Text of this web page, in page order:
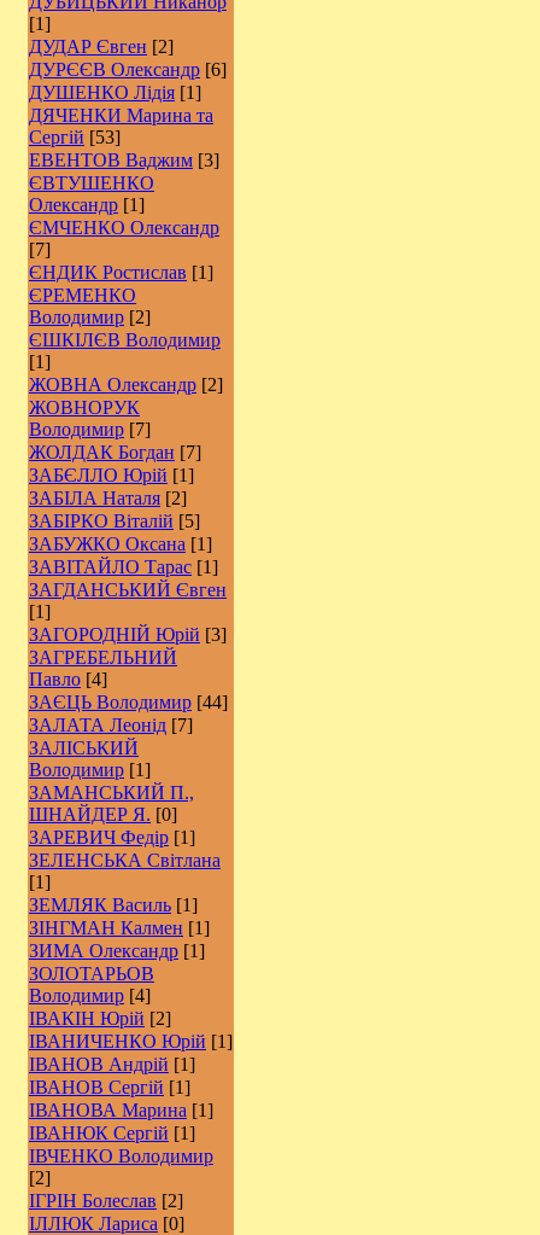
[1]
ДУДАР Євген [2]
ДУРЄЄВ Олександр [6]
ДУШЕНКО Лідія [1]
ДЯЧЕНКИ Марина та
Сергій [53]
ЕВЕНТОВ Ваджим [3]
ЄВТУШЕНКО
Олександр [1]
ЄМЧЕНКО Олександр
[7]
ЄНДИК Ростислав [1]
ЄРЕМЕНКО
Володимир [2]
ЄШКІЛЄВ Володимир
[1]
ЖОВНА Олександр [2]
ЖОВНОРУК
Володимир [7]
ЖОЛДАК Богдан [7]
ЗАБЄЛЛО Юрій [1]
ЗАБІЛА Наталя [2]
ЗАБІРКО Віталій [5]
ЗАБУЖКО Оксана [1]
ЗАВІТАЙЛО Тарас [1]
ЗАГДАНСЬКИЙ Євген
[1]
ЗАГОРОДНІЙ Юрій [3]
ЗАГРЕБЕЛЬНИЙ
Павло [4]
ЗАЄЦЬ Володимир [44]
ЗАЛАТА Леонід [7]
ЗАЛІСЬКИЙ
Володимир [1]
ЗАМАНСЬКИЙ П.,
ШНАЙДЕР Я. [0]
ЗАРЕВИЧ Федір [1]
ЗЕЛЕНСЬКА Світлана
[1]
ЗЕМЛЯК Василь [1]
ЗІНГМАН Калмен [1]
ЗИМА Олександр [1]
ЗОЛОТАРЬОВ
Володимир [4]
ІВАКІН Юрій [2]
ІВАНИЧЕНКО Юрій [1]
ІВАНОВ Андрій [1]
ІВАНОВ Сергій [1]
ІВАНОВА Марина [1]
ІВАНЮК Сергій [1]
ІВЧЕНКО Володимир
[2]
ІГРІН Болеслав [2]
ІЛЛЮК Лариса [0]